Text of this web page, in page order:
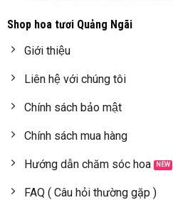
Shop hoa tươi Quảng Ngãi
Giới thiệu
Liên hệ với chúng tôi
Chính sách bảo mật
Chính sách mua hàng
Hướng dẫn chăm sóc hoa
FAQ ( Câu hỏi thường gặp )